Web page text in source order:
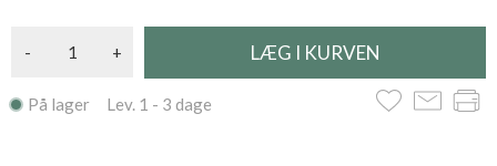
- +
På lager Lev. 1 - 3 dage